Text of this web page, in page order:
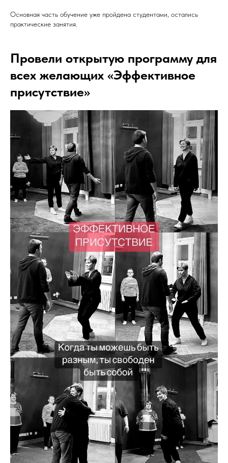
Основная часть обучение уже пройдена студентами, остались
практические занятия.
Провели открытую программу для
всех желающих «Эффективное
присутствие»